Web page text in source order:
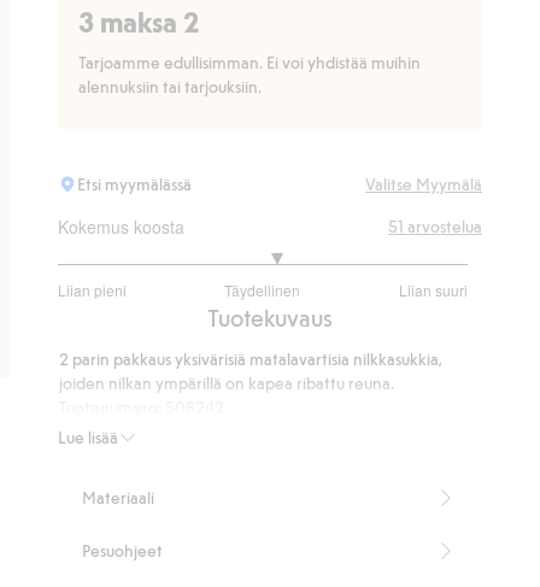
3 maksa 2
Tarjoamme edullisimman. Ei voi yhdistää muihin
alennuksiin tai tarjouksiin.
Etsi myymälässä Valitse Myymälä
Kokemus koosta
Liian pieni Täydellinen Liian suuri
/
ääneen
51 arvostelua
Tuotekuvaus
Lue lisää
2 parin pakkaus yksivärisiä matalavartisia nilkkasukkia,
joiden nilkan ympärillä on kapea ribattu reuna.
Materiaali
Pesuohjeet